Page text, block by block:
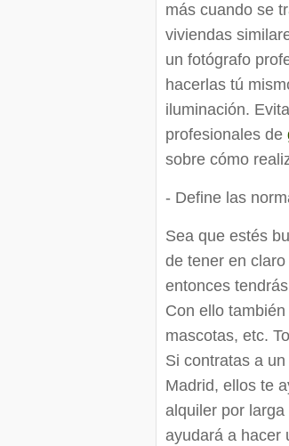
más cuando se
viviendas
un fotógrafo
hacerlas tú
iluminación.
profesionales de
sobre cómo
- Define las
Sea que estés
de tener en
entonces
Con ello
mascotas, etc.
Si contratas a
Madrid, ellos te
alquiler por
ayudará a hacer